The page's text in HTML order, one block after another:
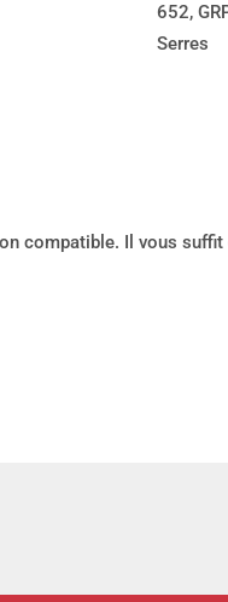
652,
Serres
compatible. Il vous